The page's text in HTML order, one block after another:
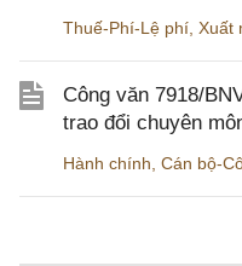
Thuế-Phí-Lệ phí Xuất
Công văn 7918/
trao đổi chuyên
Hành chính Cán bộ-